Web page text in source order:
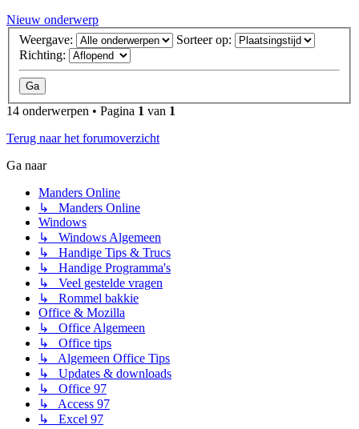
Nieuw onderwerp
Weergave:
Sorteer op:
Richting:
14 onderwerpen • Pagina 1 van 1
Terug naar het forumoverzicht
Ga naar
Manders Online
↳ Manders Online
Windows
↳ Windows Algemeen
↳ Handige Tips & Trucs
↳ Handige Programma's
↳ Veel gestelde vragen
↳ Rommel bakkie
Office & Mozilla
↳ Office Algemeen
↳ Office tips
↳ Algemeen Office Tips
↳ Updates & downloads
↳ Office 97
↳ Access 97
↳ Excel 97